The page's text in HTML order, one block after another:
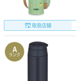
取扱店舗
A
ランク